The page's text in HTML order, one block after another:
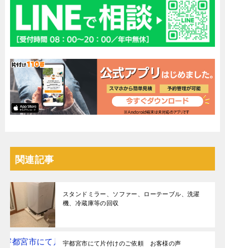
関連記事
スタンドミラー、ソファー、ローテーブル、洗濯
機、冷蔵庫等の回収
宇都宮市にて片付けのご依頼 お客様の声